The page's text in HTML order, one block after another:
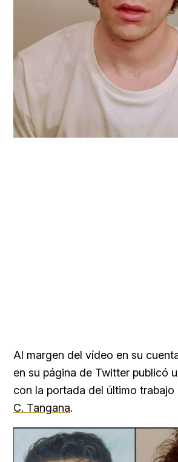
Al margen del vídeo en su
en su página de Twitter publicó
con la portada del último
C. Tangana.